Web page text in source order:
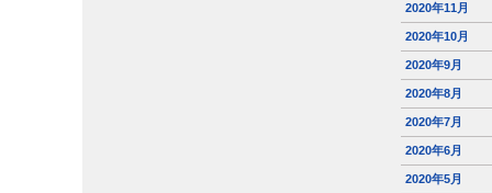
2020年11月
2020年10月
2020年9月
2020年8月
2020年7月
2020年6月
2020年5月